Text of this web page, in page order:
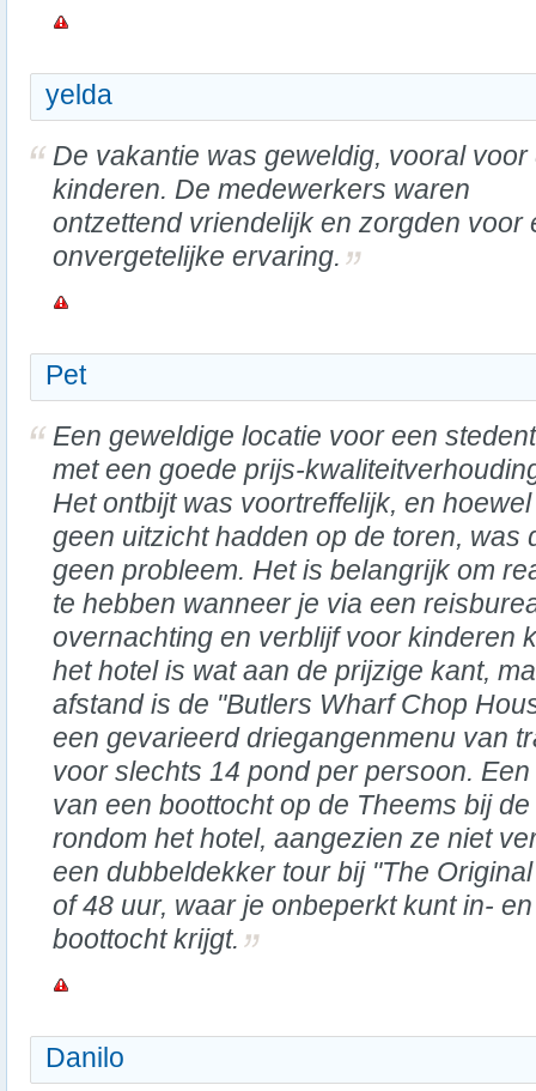
yelda
De vakantie was geweldig, vooral voor
kinderen. De medewerkers waren
ontzettend vriendelijk en zorgden voor
onvergetelijke ervaring.
Pet
Een geweldige locatie voor een
met een goede prijs-
Het ontbijt was voortreffelijk, en
geen uitzicht hadden op de toren, was
geen probleem. Het is belangrijk om
te hebben wanneer je via een
overnachting en verblijf voor kinderen
het hotel is wat aan de prijzige kant,
afstand is de "Butlers Wharf Chop
een gevarieerd driegangenmenu van
voor slechts 14 pond per persoon.
van een boottocht op de Theems bij
rondom het hotel, aangezien ze niet
een dubbeldekker tour bij "The
of 48 uur, waar je onbeperkt kunt in-
boottocht krijgt.
Danilo